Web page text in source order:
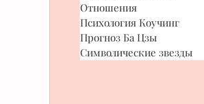
Отношения
Психология Коучинг
Прогноз Ба Цзы
Символические звезды